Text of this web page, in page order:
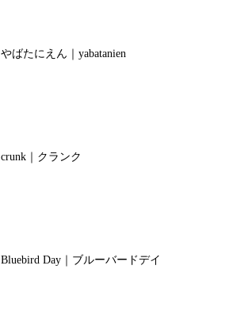
やばたにえん｜yabatanien
crunk｜クランク
Bluebird Day｜ブルーバードデイ